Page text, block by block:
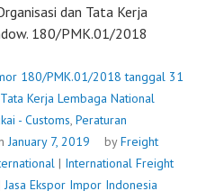
dan Tata Kerja
180/PMK.01/2018
180/PMK.01/2018 tanggal 31
Kerja Lembaga National
- Customs, Peraturan
January 7, 2019 byFreight
| International Freight
Jasa Ekspor Impor Indonesia